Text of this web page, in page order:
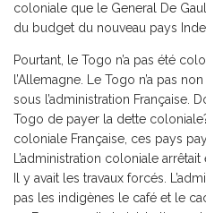
coloniale que le General De
du budget du nouveau pays
Pourtant, le Togo n’a pas été
l’Allemagne. Le Togo n’a pas
sous l’administration Française.
Togo de payer la dette
coloniale Française, ces pays
L’administration coloniale
Il y avait les travaux forcés.
pas les indigènes le café et le